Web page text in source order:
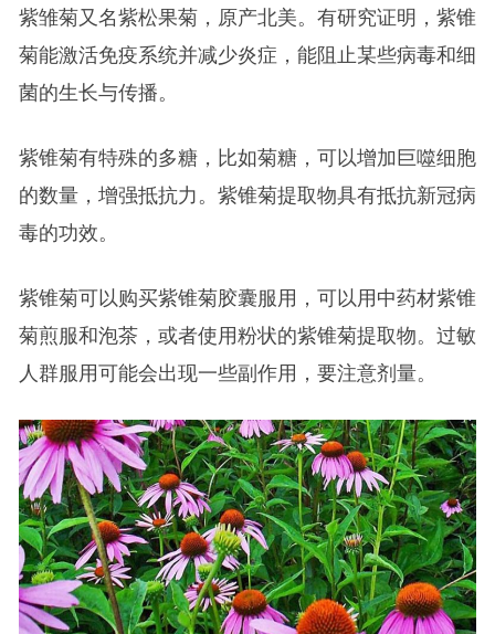
紫雏菊又名紫松果菊，原产北美。有研究证明，紫锥
菊能激活免疫系统并减少炎症，能阻止某些病毒和细
菌的生长与传播。
紫锥菊有特殊的多糖，比如菊糖，可以增加巨噬细胞
的数量，增强抵抗力。紫锥菊提取物具有抵抗新冠病
毒的功效。
紫锥菊可以购买紫锥菊胶囊服用，可以用中药材紫锥
菊煎服和泡茶，或者使用粉状的紫锥菊提取物。过敏
人群服用可能会出现一些副作用，要注意剂量。